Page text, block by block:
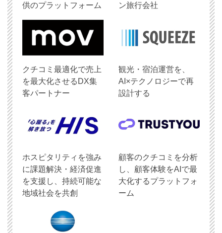
供のプラットフォーム
ン旅行会社
クチコミ最適化で売上
を最大化させるDX集
客パートナー
観光・宿泊運営を、
AI×テクノロジーで再
設計する
ホスピタリティを強み
に課題解決・経済促進
を支援し、持続可能な
地域社会を共創
顧客のクチコミを分析
し、顧客体験をAIで最
大化するプラットフォ
ーム